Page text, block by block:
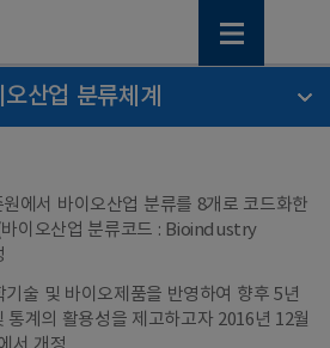
오산업 분류체계
에서 바이오산업 분류를 8개로 코드화한
이오산업 분류코드 : Bioindustry
술 및 바이오제품을 반영하여 향후 5년
통계의 활용성을 제고하고자 2016년 12월